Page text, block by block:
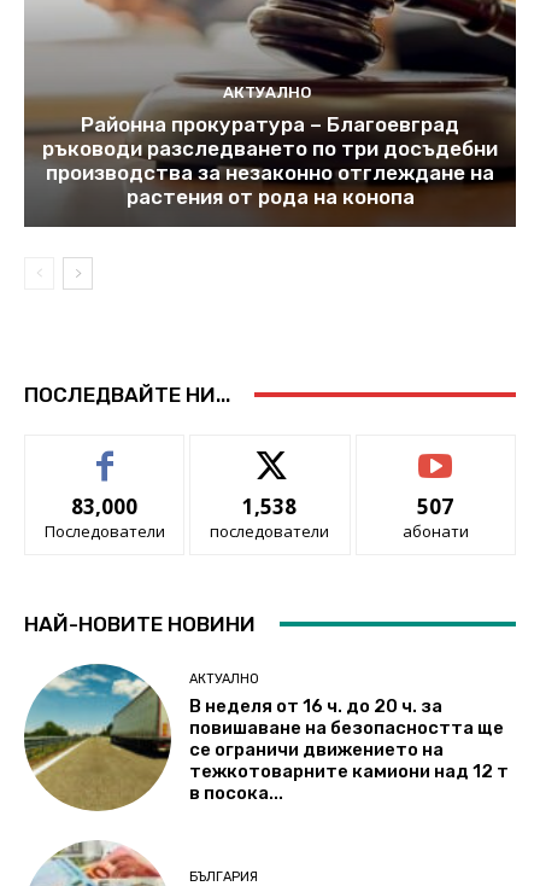
АКТУАЛНО
Районна прокуратура – Благоевград
ръководи разследването по три досъдебни
производства за незаконно отглеждане на
растения от рода на конопа
ПОСЛЕДВАЙТЕ НИ...
83,000
Последователи
1,538
последователи
507
абонати
НАЙ-НОВИТЕ НОВИНИ
АКТУАЛНО
В неделя от 16 ч. до 20 ч. за
повишаване на безопасността ще
се ограничи движението на
тежкотоварните камиони над 12 т
в посока...
БЪЛГАРИЯ